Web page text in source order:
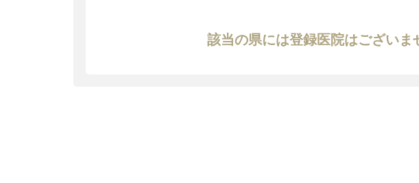
該当の県には登録医院はございま